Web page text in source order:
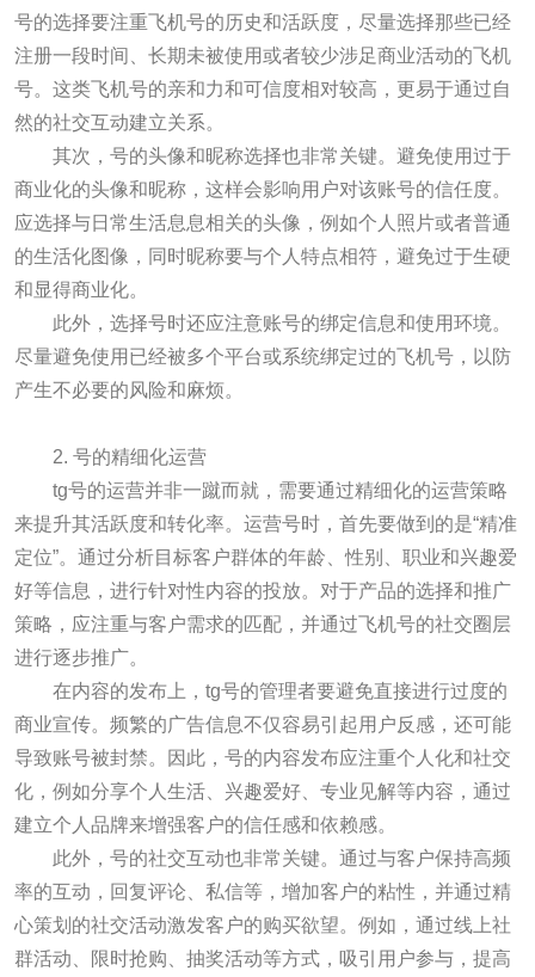
号的选择要注重飞机号的历史和活跃度，尽量选择那些已经
注册一段时间、长期未被使用或者较少涉足商业活动的飞机
号。这类飞机号的亲和力和可信度相对较高，更易于通过自
然的社交互动建立关系。
其次，号的头像和昵称选择也非常关键。避免使用过于
商业化的头像和昵称，这样会影响用户对该账号的信任度。
应选择与日常生活息息相关的头像，例如个人照片或者普通
的生活化图像，同时昵称要与个人特点相符，避免过于生硬
和显得商业化。
此外，选择号时还应注意账号的绑定信息和使用环境。
尽量避免使用已经被多个平台或系统绑定过的飞机号，以防
产生不必要的风险和麻烦。
2. 号的精细化运营
tg号的运营并非一蹴而就，需要通过精细化的运营策略
来提升其活跃度和转化率。运营号时，首先要做到的是“精准
定位”。通过分析目标客户群体的年龄、性别、职业和兴趣爱
好等信息，进行针对性内容的投放。对于产品的选择和推广
策略，应注重与客户需求的匹配，并通过飞机号的社交圈层
进行逐步推广。
在内容的发布上，tg号的管理者要避免直接进行过度的
商业宣传。频繁的广告信息不仅容易引起用户反感，还可能
导致账号被封禁。因此，号的内容发布应注重个人化和社交
化，例如分享个人生活、兴趣爱好、专业见解等内容，通过
建立个人品牌来增强客户的信任感和依赖感。
此外，号的社交互动也非常关键。通过与客户保持高频
率的互动，回复评论、私信等，增加客户的粘性，并通过精
心策划的社交活动激发客户的购买欲望。例如，通过线上社
群活动、限时抢购、抽奖活动等方式，吸引用户参与，提高